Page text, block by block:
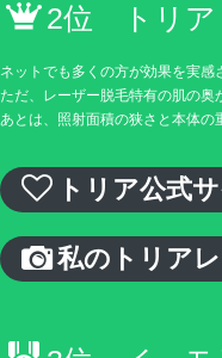
2位 トリア
ネットでも多くの方が効果を実感
ただ、レーザー脱毛特有の肌の
あとは、照射面積の狭さと本体の
トリア公式
私のトリア